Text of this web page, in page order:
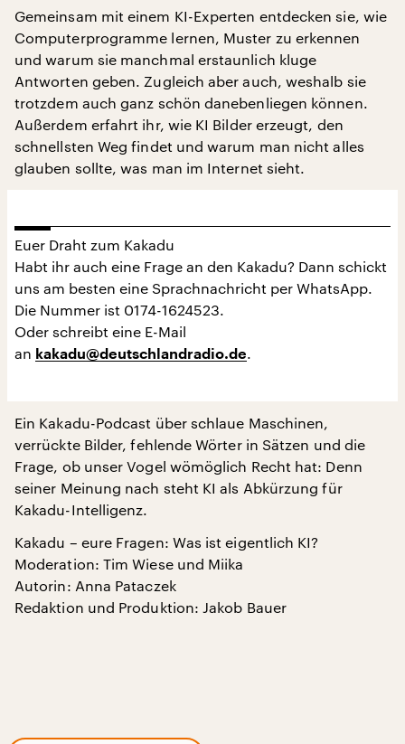
Gemeinsam mit einem KI-Experten entdecken sie, wie
Computerprogramme lernen, Muster zu erkennen
und warum sie manchmal erstaunlich kluge
Antworten geben. Zugleich aber auch, weshalb sie
trotzdem auch ganz schön danebenliegen können.
Außerdem erfahrt ihr, wie KI Bilder erzeugt, den
schnellsten Weg findet und warum man nicht alles
glauben sollte, was man im Internet sieht.
Euer Draht zum Kakadu
Habt ihr auch eine Frage an den Kakadu? Dann schickt
uns am besten eine Sprachnachricht per WhatsApp.
Die Nummer ist 0174-1624523.
Oder schreibt eine E-Mail
an kakadu@deutschlandradio.de
Ein Kakadu-Podcast über schlaue Maschinen,
verrückte Bilder, fehlende Wörter in Sätzen und die
Frage, ob unser Vogel wömöglich Recht hat: Denn
seiner Meinung nach steht KI als Abkürzung für
Kakadu-Intelligenz.
Kakadu – eure Fragen: Was ist eigentlich KI?
Moderation: Tim Wiese und Miika
Autorin: Anna Pataczek
Redaktion und Produktion: Jakob Bauer